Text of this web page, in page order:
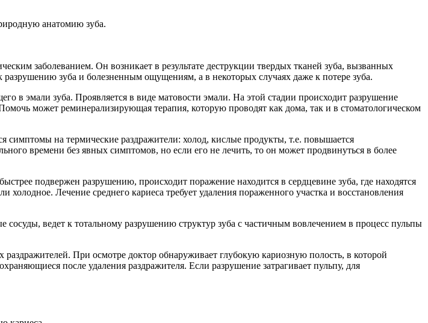
анатомию зуба.
заболеванием. Он возникает в результате деструкции твердых тканей зуба, вызванных
зуба и болезненным ощущениям, а в некоторых случаях даже к потере зуба.
в эмали зуба. Проявляется в виде матовости эмали. На этой стадии происходит разрушение
может реминерализирующая терапия, которую проводят как дома, так и в стоматологическом
симптомы на термические раздражители: холод, кислые продукты, т.е. повышается
времени без явных симптомов, но если его не лечить, то он может продвинуться в более
подвержен разрушению, происходит поражение находится в сердцевине зуба, где находятся
Лечение среднего кариеса требует удаления пораженного участка и восстановления
сосуды, ведет к тотальному разрушению структур зуба с частичным вовлечением в процесс пульпы
При осмотре доктор обнаруживает глубокую кариозную полость, в которой
после удаления раздражителя. Если разрушение затрагивает пульпу, для